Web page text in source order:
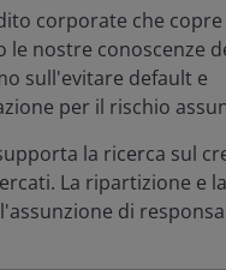
corporate che copre
nostre conoscenze
sull'evitare default e
per il rischio
la ricerca sul
La ripartizione e
di